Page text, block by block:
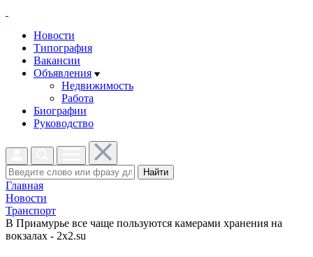
Новости
Типография
Вакансии
Объявления
Недвижимость
Работа
Биографии
Руководство
Найти
Главная
Новости
Транспорт
В Приамурье все чаще пользуются камерами хранения на
вокзалах - 2x2.su